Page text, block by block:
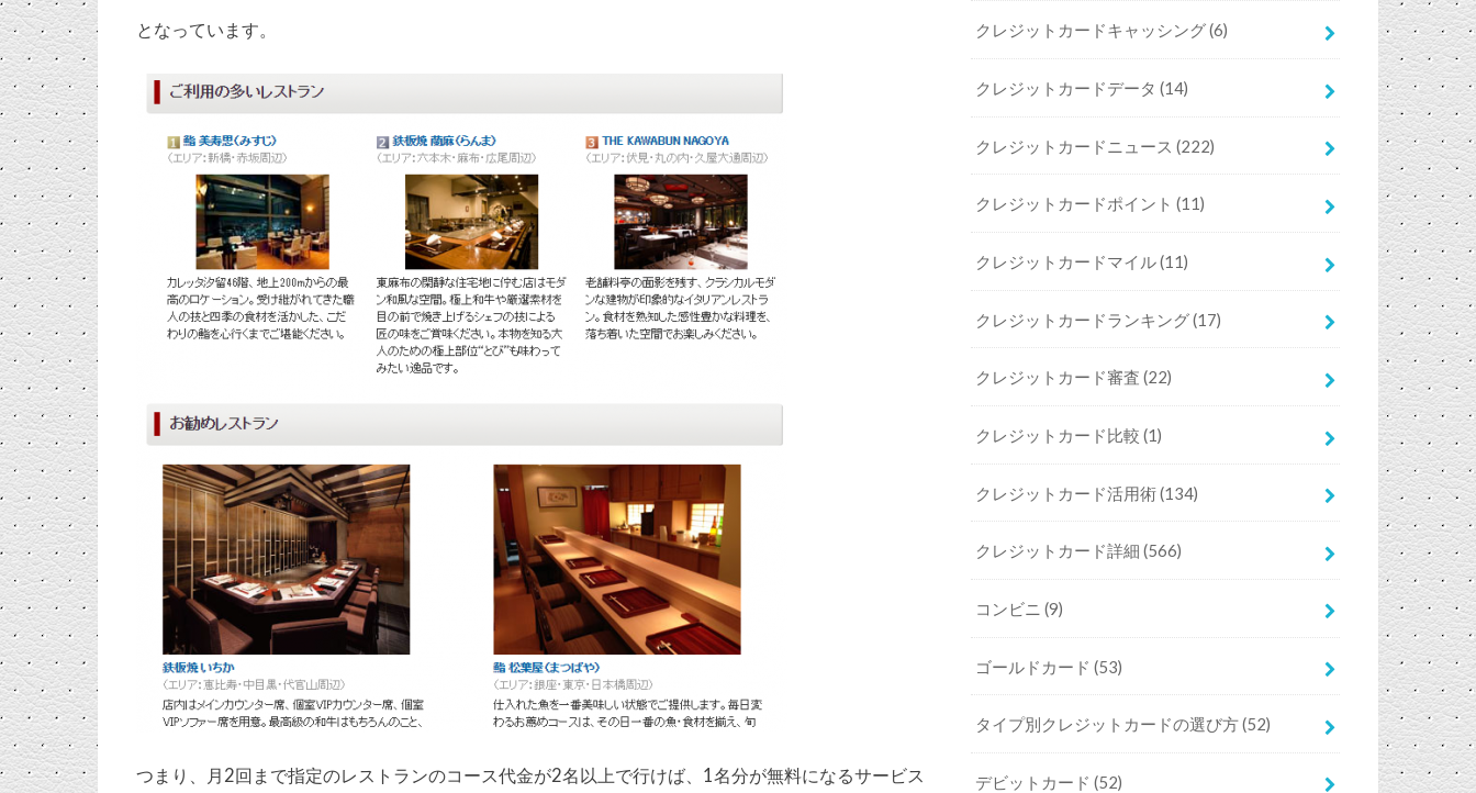
となっています。
つまり、月2回まで指定のレストランのコース代金が2名以上で行けば、1名分が無料になるサービス
クレジットカードキャッシング(6)
クレジットカードデータ(14)
クレジットカードニュース(222)
クレジットカードポイント(11)
クレジットカードマイル(11)
クレジットカードランキング(17)
クレジットカード審査(22)
クレジットカード比較(1)
クレジットカード活用術(134)
クレジットカード詳細(566)
コンビニ(9)
ゴールドカード(53)
タイプ別クレジットカードの選び方(52)
デビットカード(52)